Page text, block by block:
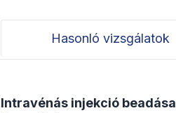
Hasonló vizsgálatok
Intravénás injekció beadása